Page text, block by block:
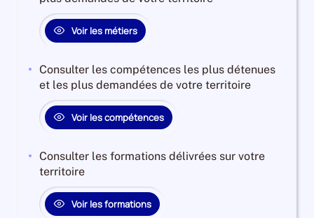
Voir les métiers
Consulter les compétences les plus détenues
et les plus demandées de votre territoire
Voir les compétences
Consulter les formations délivrées sur votre
territoire
Voir les formations